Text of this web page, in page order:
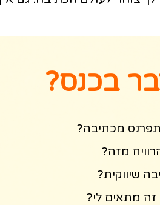
בכנס?
מכתיבה?
מזה?
שיווקית?
מתאים לי?